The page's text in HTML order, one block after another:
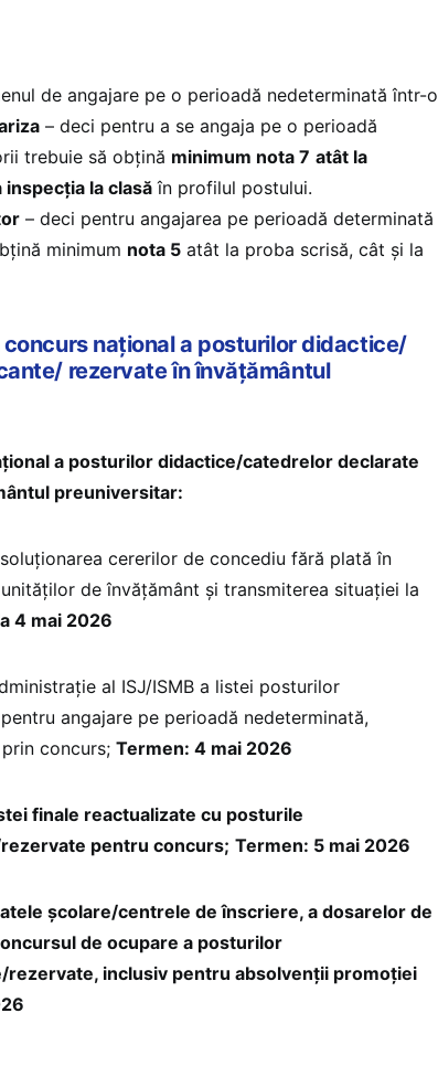
de angajare pe o perioadă nedeterminată într-o
– deci pentru a se angaja pe o perioadă
trebuie să obțină minimum nota 7 atât la
la clasă în profilul postului.
– deci pentru angajarea pe perioadă determinată
minimum nota 5 atât la proba scrisă, cât și la
naţional a posturilor didactice/
rezervate în învățământul
a posturilor didactice/catedrelor declarate
preuniversitar:
cererilor de concediu fără plată în
de învăţământ şi transmiterea situaţiei la
4 mai 2026
al ISJ/ISMB a listei posturilor
angajare pe perioadă nedeterminată,
concurs; Termen: 4 mai 2026
finale reactualizate cu posturile
pentru concurs; Termen: 5 mai 2026
şcolare/centrele de înscriere, a dosarelor de
de ocupare a posturilor
inclusiv pentru absolvenții promoției